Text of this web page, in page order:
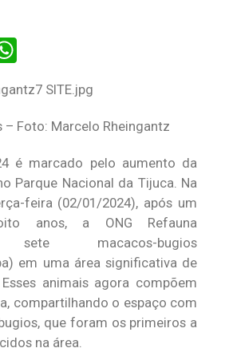
– Foto: Marcelo Rheingantz
é marcado pelo aumento da
Parque Nacional da Tijuca. Na
feira (02/01/2024), após um
anos, a ONG Refauna
sete macacos-bugios
) em uma área significativa de
animais agora compõem
compartilhando o espaço com
que foram os primeiros a
na área.